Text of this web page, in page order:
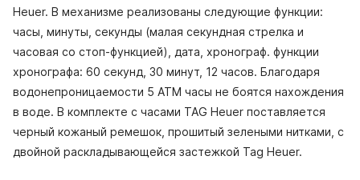
Heuer. В механизме реализованы следующие функции:
часы, минуты, секунды (малая секундная стрелка и
часовая со стоп-функцией), дата, хронограф. функции
хронографа: 60 секунд, 30 минут, 12 часов. Благодаря
водонепроницаемости 5 АТМ часы не боятся нахождения
в воде. В комплекте с часами TAG Heuer поставляется
черный кожаный ремешок, прошитый зелеными нитками, с
двойной раскладывающейся застежкой Tag Heuer.